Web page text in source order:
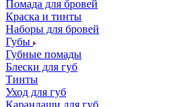
Помада для бровей
Краска и тинты
Наборы для бровей
Губы
Губные помады
Блески для губ
Тинты
Уход для губ